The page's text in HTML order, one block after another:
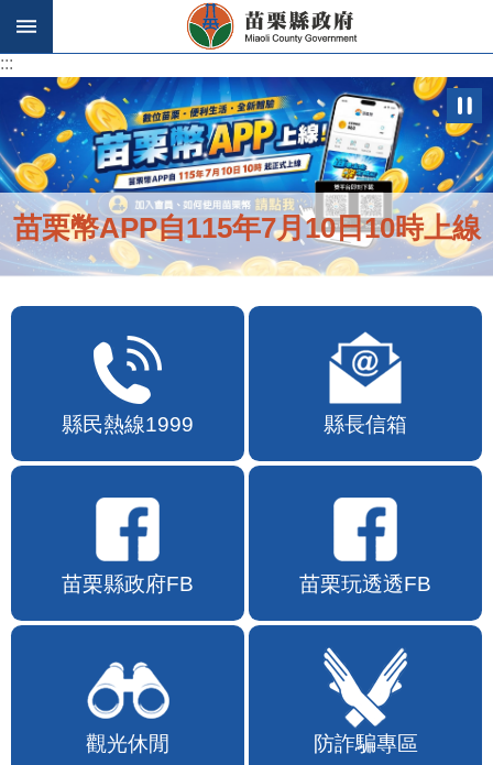
跳到主要內容區塊
:::
苗栗幣APP自115年7月10日10時上線
縣民熱線1999 縣長信箱
苗栗縣政府FB 苗栗玩透透FB
觀光休閒 防詐騙專區